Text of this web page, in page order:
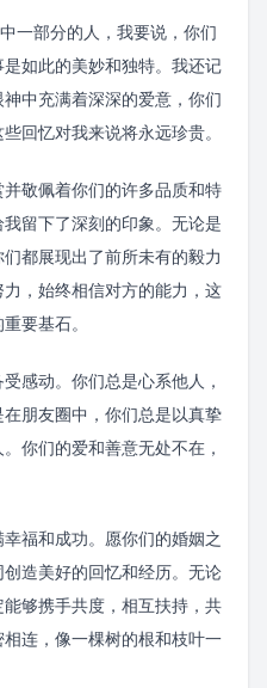
一部分的人，我要说，你们
如此的美妙和独特。我还记
中充满着深深的爱意，你们
回忆对我来说将永远珍贵。
敬佩着你们的许多品质和特
留下了深刻的印象。无论是
都展现出了前所未有的毅力
，始终相信对方的能力，这
要基石。
感动。你们总是心系他人，
朋友圈中，你们总是以真挚
你们的爱和善意无处不在，
福和成功。愿你们的婚姻之
造美好的回忆和经历。无论
够携手共度，相互扶持，共
连，像一棵树的根和枝叶一